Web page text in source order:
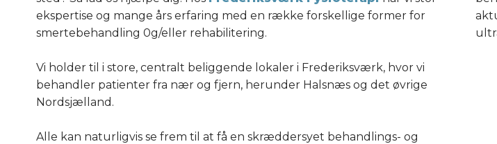
ekspertise og mange års erfaring med en række forskellige former for
smertebehandling 0g/eller rehabilitering.
Vi holder til i store, centralt beliggende lokaler i Frederiksværk, hvor vi
behandler patienter fra nær og fjern, herunder Halsnæs og det øvrige
Nordsjælland.
Alle kan naturligvis se frem til at få en skræddersyet behandlings- og